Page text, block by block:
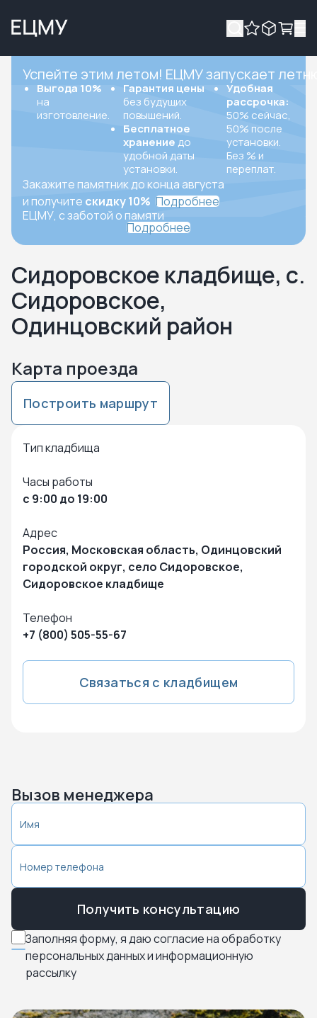
Успейте этим летом! ЕЦМУ запускает
Выгода 10%
на
изготовление.
Гарантия цены
без будущих
повышений.
Бесплатное
хранение до
удобной даты
установки.
Удобная
рассрочка:
50% сейчас,
50% после
установки.
Без % и
переплат.
Закажите памятник до конца августа
и получите скидку 10% Подробнее
ЕЦМУ, с заботой о памяти
Подробнее
Сидоровское кладбище, с.
Сидоровское,
Одинцовский район
Карта проезда
Построить маршрут
Тип кладбища
Часы работы
с 9:00 до 19:00
Адрес
Россия, Московская область, Одинцовский
городской округ, село Сидоровское,
Сидоровское кладбище
Телефон
+7 (800) 505-55-67
Связаться с кладбищем
Нажмите чтобы посмотреть карту
Чтобы закрыть карту – кликните в любую точку на карте
Вызов менеджера
Заполняя форму, я даю согласие на обработку
персональных данных и информационную
рассылку
Получить консультацию